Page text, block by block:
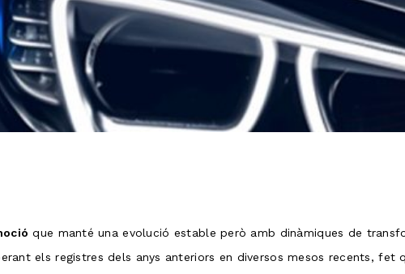
que manté una evolució estable però amb dinàmiques de
els registres dels anys anteriors en diversos mesos recents, fet